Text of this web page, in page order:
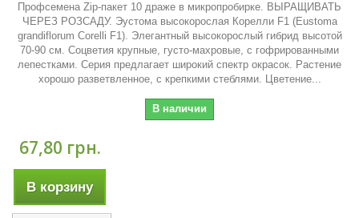
Профсемена Zip-пакет 10 драже в микропробирке. ВЫРАЩИВАТЬ
ЧЕРЕЗ РОЗСАДУ. Эустома высокорослая Корелли F1 (Eustoma
grandiflorum Corelli F1). Элегантный высокорослый гибрид высотой
70-90 см. Соцветия крупные, густо-махровые, с гофрированными
лепестками. Серия предлагает широкий спектр окрасок. Растение
хорошо разветвленное, с крепкими стеблями. Цветение...
В наличии
67,80 грн.
В корзину